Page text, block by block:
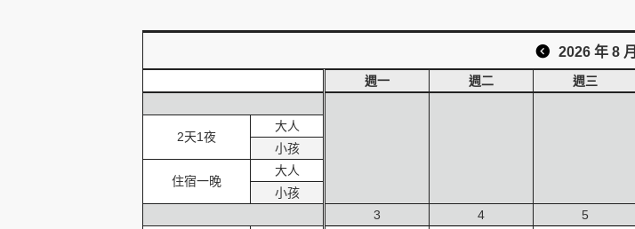
2026 年 8 月
2天1夜
大人
小孩
住宿一晚
大人
小孩
週一 週二 週三
3
4
5